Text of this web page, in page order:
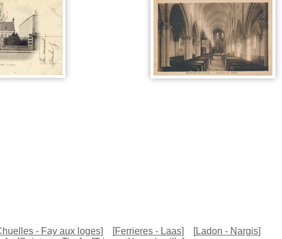
- Fay aux loges] [Ferrieres - Laas] [Ladon - Nargis]